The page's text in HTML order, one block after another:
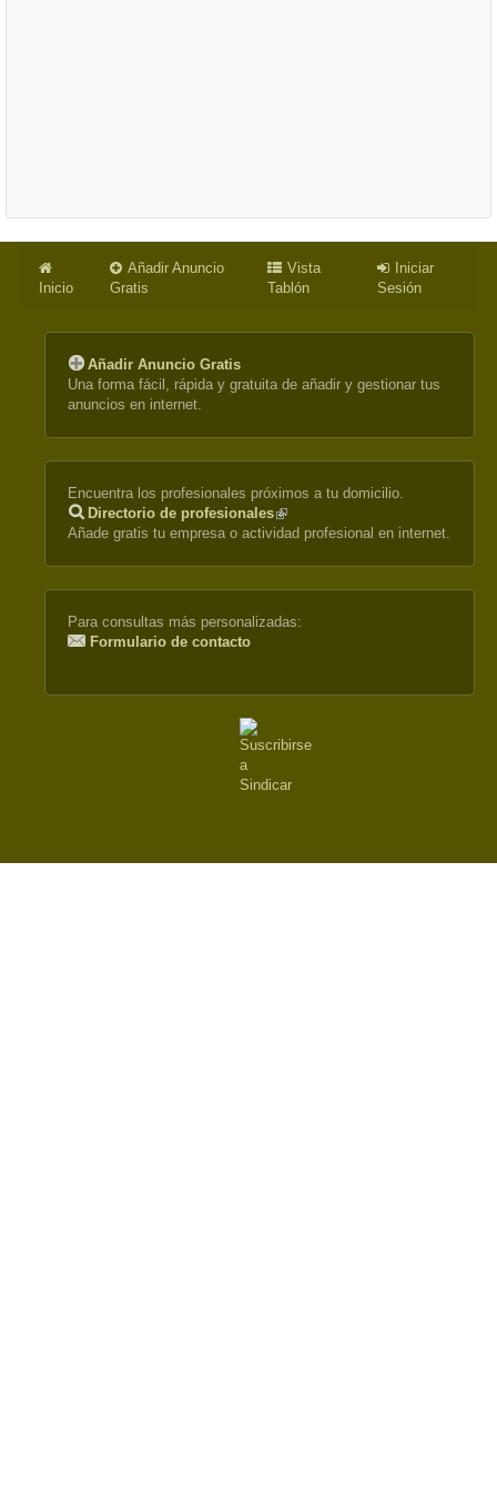
Inicio
Añadir Anuncio
Gratis
Vista
Tablón
Iniciar
Sesión
Añadir Anuncio Gratis
Una forma fácil, rápida y gratuita de añadir y gestionar tus
anuncios en internet.
Encuentra los profesionales próximos a tu domicilio.
Directorio de profesionales(link
is
Añade gratis tu empresa o actividad profesional en internet.
Para consultas más personalizadas:
Formulario de contacto